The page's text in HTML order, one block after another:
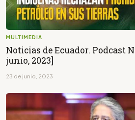
MULTIMEDIA
Noticias de Ecuador. Podcast
junio, 2023]
23 de junio, 2023